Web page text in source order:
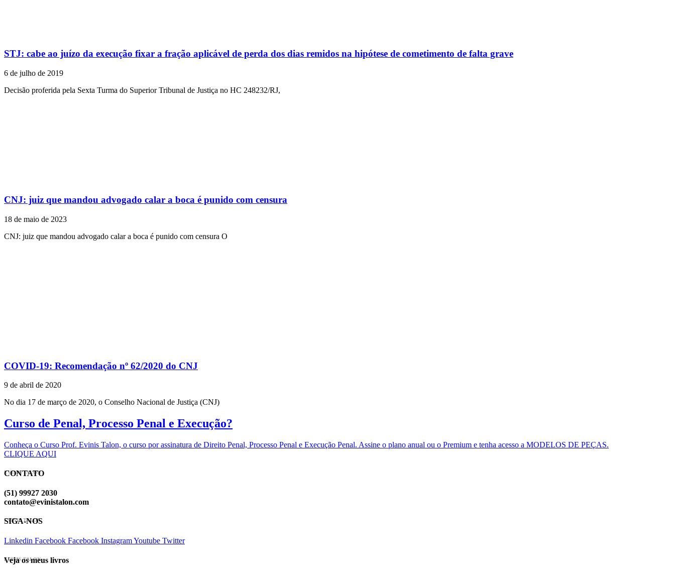
STJ: cabe ao juízo da execução fixar a fração aplicável de perda dos dias remidos na hipótese de cometimento de falta grave
6 de julho de 2019
Decisão proferida pela Sexta Turma do Superior Tribunal de Justiça no HC 248232/RJ,
CNJ: juiz que mandou advogado calar a boca é punido com censura
18 de maio de 2023
CNJ: juiz que mandou advogado calar a boca é punido com censura O
COVID-19: Recomendação nº 62/2020 do CNJ
9 de abril de 2020
No dia 17 de março de 2020, o Conselho Nacional de Justiça (CNJ)
Curso de Penal, Processo Penal e Execução?
Conheça o Curso Prof. Evinis Talon, o curso por assinatura de Direito Penal, Processo Penal e Execução Penal. Assine o plano anual ou o Premium e tenha acesso a MODELOS DE PEÇAS.
CLIQUE AQUI
EVINIS TALON
CONTATO
(51) 99927 2030
contato@evinistalon.com
EVINIS TALON
SIGA-NOS
Linkedin Facebook Facebook InstagramYoutube Twitter
EVINIS TALON
Veja os meus livros